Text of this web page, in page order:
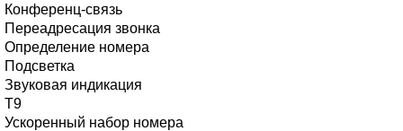
Конференц-связь
Переадресация звонка
Определение номера
Подсветка
Звуковая индикация
T9
Ускоренный набор номера